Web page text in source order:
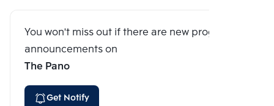
You won't miss out if there are new program
announcements on
The Pano
Get Notify